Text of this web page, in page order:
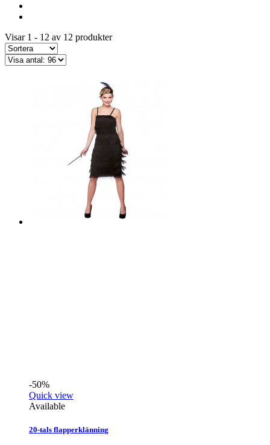
Visar 1 - 12 av 12 produkter
-50%
Quick view
Available
20-tals flapperklänning